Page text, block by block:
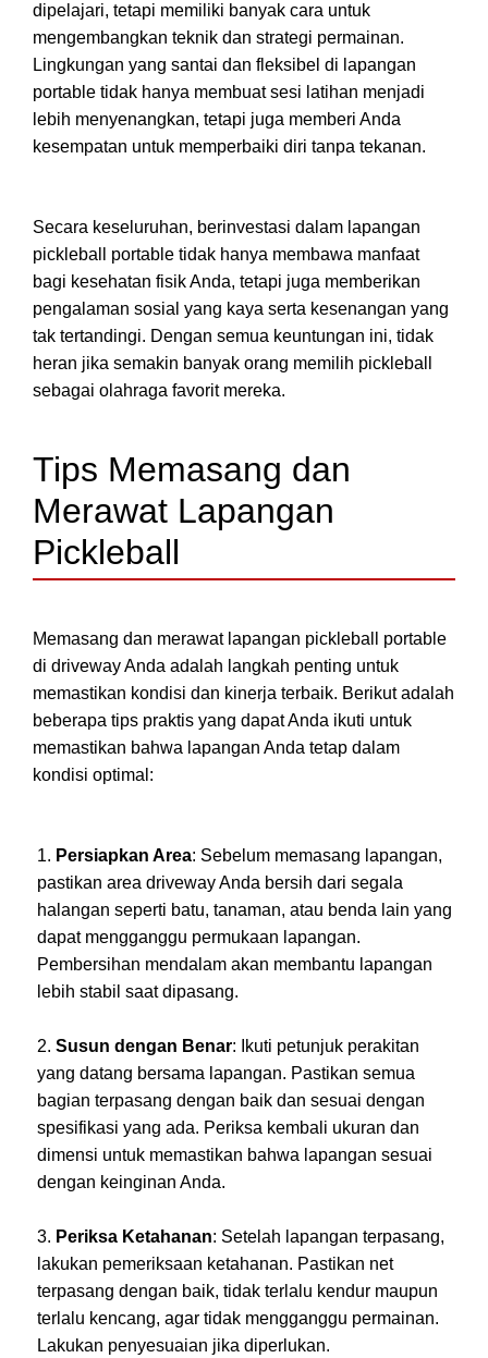
dipelajari, tetapi memiliki banyak cara untuk
mengembangkan teknik dan strategi permainan.
Lingkungan yang santai dan fleksibel di lapangan
portable tidak hanya membuat sesi latihan menjadi
lebih menyenangkan, tetapi juga memberi Anda
kesempatan untuk memperbaiki diri tanpa tekanan.
Secara keseluruhan, berinvestasi dalam lapangan
pickleball portable tidak hanya membawa manfaat
bagi kesehatan fisik Anda, tetapi juga memberikan
pengalaman sosial yang kaya serta kesenangan yang
tak tertandingi. Dengan semua keuntungan ini, tidak
heran jika semakin banyak orang memilih pickleball
sebagai olahraga favorit mereka.
Tips Memasang dan
Merawat Lapangan
Pickleball
Memasang dan merawat lapangan pickleball portable
di driveway Anda adalah langkah penting untuk
memastikan kondisi dan kinerja terbaik. Berikut adalah
beberapa tips praktis yang dapat Anda ikuti untuk
memastikan bahwa lapangan Anda tetap dalam
kondisi optimal:
Persiapkan Area: Sebelum memasang lapangan,
pastikan area driveway Anda bersih dari segala
halangan seperti batu, tanaman, atau benda lain yang
dapat mengganggu permukaan lapangan.
Pembersihan mendalam akan membantu lapangan
lebih stabil saat dipasang.
Susun dengan Benar: Ikuti petunjuk perakitan
yang datang bersama lapangan. Pastikan semua
bagian terpasang dengan baik dan sesuai dengan
spesifikasi yang ada. Periksa kembali ukuran dan
dimensi untuk memastikan bahwa lapangan sesuai
dengan keinginan Anda.
Periksa Ketahanan: Setelah lapangan terpasang,
lakukan pemeriksaan ketahanan. Pastikan net
terpasang dengan baik, tidak terlalu kendur maupun
terlalu kencang, agar tidak mengganggu permainan.
Lakukan penyesuaian jika diperlukan.